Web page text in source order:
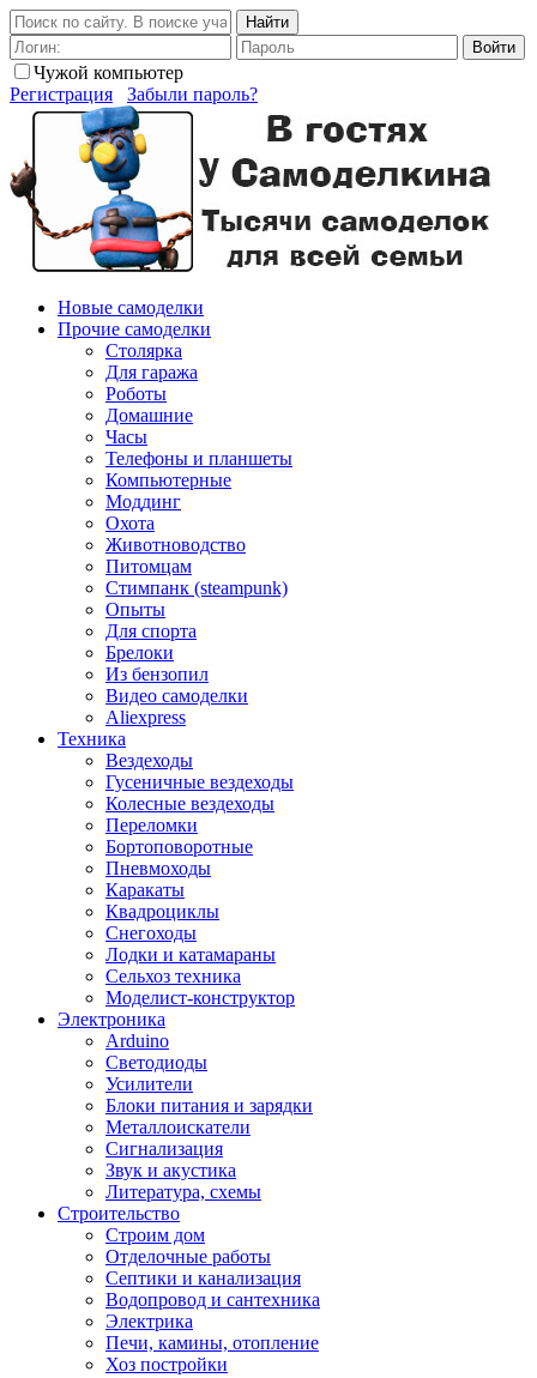
Найти
Войти
Чужой компьютер
Регистрация
Забыли пароль?
Новые самоделки
Прочие самоделки
Столярка
Для гаража
Роботы
Домашние
Часы
Телефоны и планшеты
Компьютерные
Моддинг
Охота
Животноводство
Питомцам
Стимпанк (steampunk)
Опыты
Для спорта
Брелоки
Из бензопил
Видео самоделки
Aliexpress
Техника
Вездеходы
Гусеничные вездеходы
Колесные вездеходы
Переломки
Бортоповоротные
Пневмоходы
Каракаты
Квадроциклы
Снегоходы
Лодки и катамараны
Сельхоз техника
Моделист-конструктор
Электроника
Arduino
Светодиоды
Усилители
Блоки питания и зарядки
Металлоискатели
Сигнализация
Звук и акустика
Литература, схемы
Строительство
Строим дом
Отделочные работы
Септики и канализация
Водопровод и сантехника
Электрика
Печи, камины, отопление
Хоз постройки